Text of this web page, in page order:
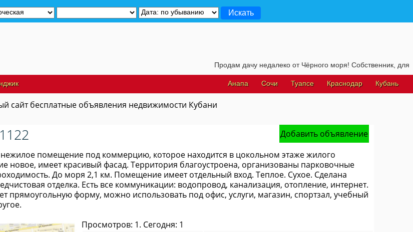
сайт бесплатные объявления недвижимости Кубани
Добавить объявление
помещение под коммерцию, которое находится в цокольном этаже жилого
новое, имеет красивый фасад. Территория благоустроена, организованы парковочные
До моря 2,1 км. Помещение имеет отдельный вход. Теплое. Сухое. Сделана
отделка. Есть все коммуникации: водопровод, канализация, отопление, интернет.
прямоугольную форму, можно использовать под офис, услуги, магазин, спортзал, учебный
Просмотров: 1. Сегодня: 1
Кубань
Краснодар
Туапсе
Сочи
Анапа
Продам дачу недалеко от Чёрного моря! Собственник, для